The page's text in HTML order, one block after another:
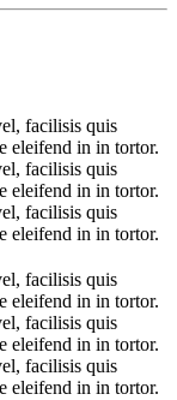
facilisis quis
eleifend in in tortor.
facilisis quis
eleifend in in tortor.
facilisis quis
eleifend in in tortor.
facilisis quis
eleifend in in tortor.
facilisis quis
eleifend in in tortor.
facilisis quis
eleifend in in tortor.